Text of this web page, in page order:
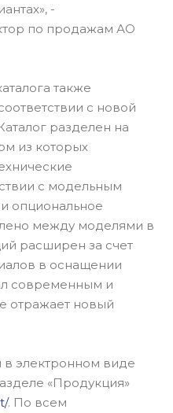
-
по продажам АО
также
с новой
разделен на
из которых
с модельным
опциональное
между моделями в
расширен за счет
в оснащении
современным и
отражает новый
в электронном виде
«Продукция»
. По всем